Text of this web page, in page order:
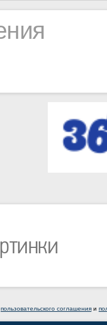
пользовательского соглашения и